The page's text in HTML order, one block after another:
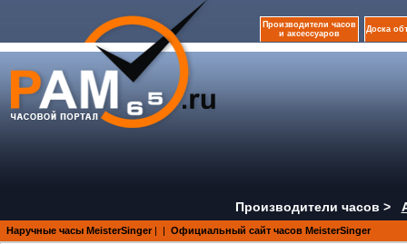
Производители часов
и аксессуаров
Доска
Производители часов >
Наручные часы MeisterSinger | | Официальный сайт часов MeisterSinger